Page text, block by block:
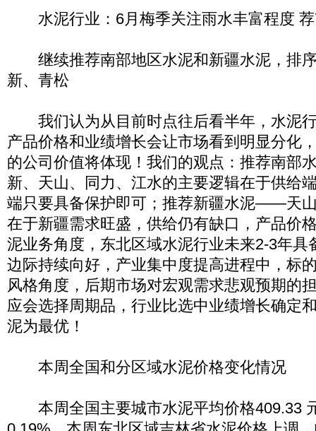
水泥行业：6月梅季关注雨水丰富程度
继续推荐南部地区水泥和新疆水泥，排
新、青松
我们认为从目前时点往后看半年，水泥
产品价格和业绩增长会让市场看到明显分化
的公司价值将体现！我们的观点：推荐南
新、天山、同力、江水的主要逻辑在于供给
端只要具备保护即可；推荐新疆水泥——天
在于新疆需求旺盛，供给仍有缺口，产品价
泥业务角度，东北区域水泥行业未来2-3年具
边际持续向好，产业集中度提高进程中，标
风格角度，后期市场对宏观需求悲观预期的
应会选择周期品，行业比选中业绩增长确定
泥为最优！
本周全国和分区域水泥价格变化情况
本周全国主要城市水泥平均价格409.33